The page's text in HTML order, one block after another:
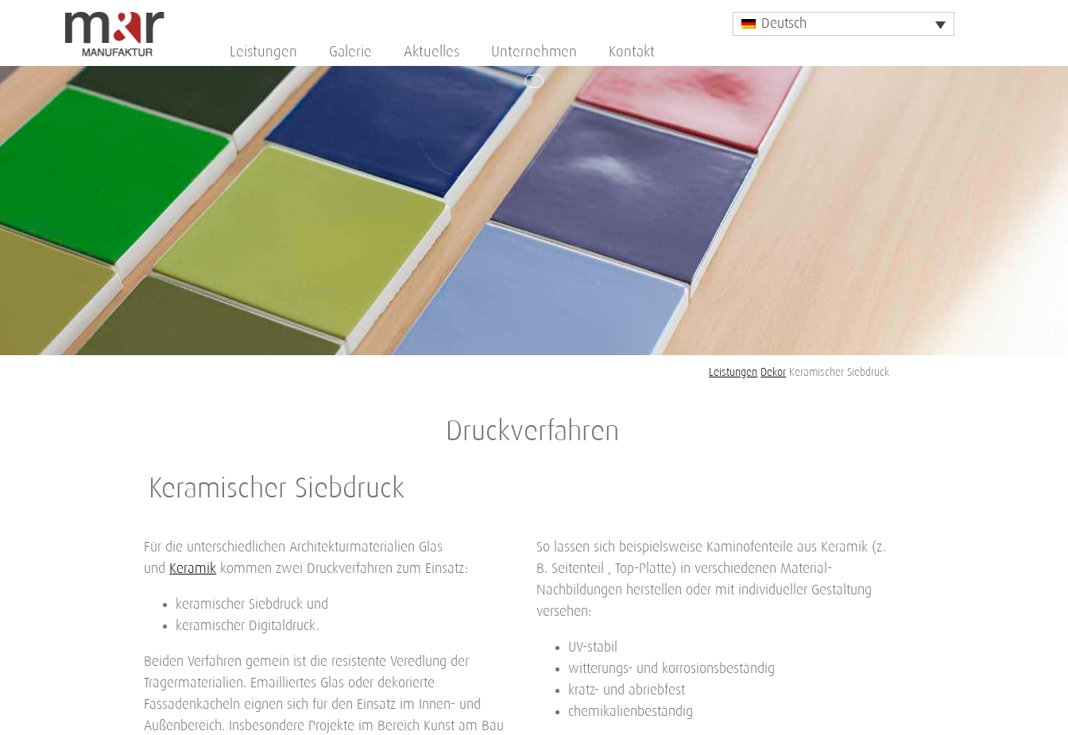
Deutsch
Leistungen Galerie Aktuelles Unternehmen Kontakt
Leistungen Dekor Keramischer Siebdruck
Druckverfahren
Keramischer Siebdruck
Für die unterschiedlichen Architekturmaterialien Glas
und Keramik kommen zwei Druckverfahren zum Einsatz:
keramischer Siebdruck und
keramischer Digitaldruck.
Beiden Verfahren gemein ist die resistente Veredlung der
Trägermaterialien. Emailliertes Glas oder dekorierte
Fassadenkacheln eignen sich für den Einsatz im Innen- und
Außenbereich. Insbesondere Projekte im Bereich Kunst am Bau
So lassen sich beispielsweise Kaminofenteile aus Keramik (z.
B. Seitenteil , Top-Platte) in verschiedenen Material-
Nachbildungen herstellen oder mit individueller Gestaltung
versehen:
UV-stabil
witterungs- und korrosionsbeständig
kratz- und abriebfest
chemikalienbeständig